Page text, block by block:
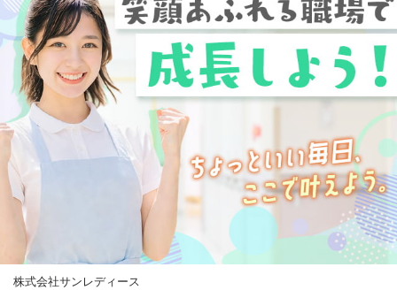
株式会社サンレディース